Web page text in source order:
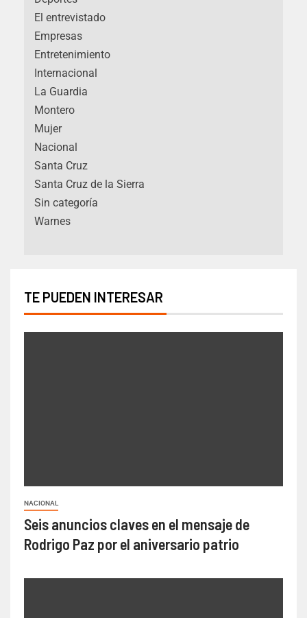
El entrevistado
Empresas
Entretenimiento
Internacional
La Guardia
Montero
Mujer
Nacional
Santa Cruz
Santa Cruz de la Sierra
Sin categoría
Warnes
TE PUEDEN INTERESAR
NACIONAL
Seis anuncios claves en el mensaje de
Rodrigo Paz por el aniversario patrio